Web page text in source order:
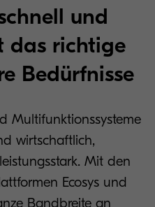
und
das richtige
Bedürfnisse
Multifunktionssysteme
wirtschaftlich,
Mit den
Ecosys und
Bandbreite an